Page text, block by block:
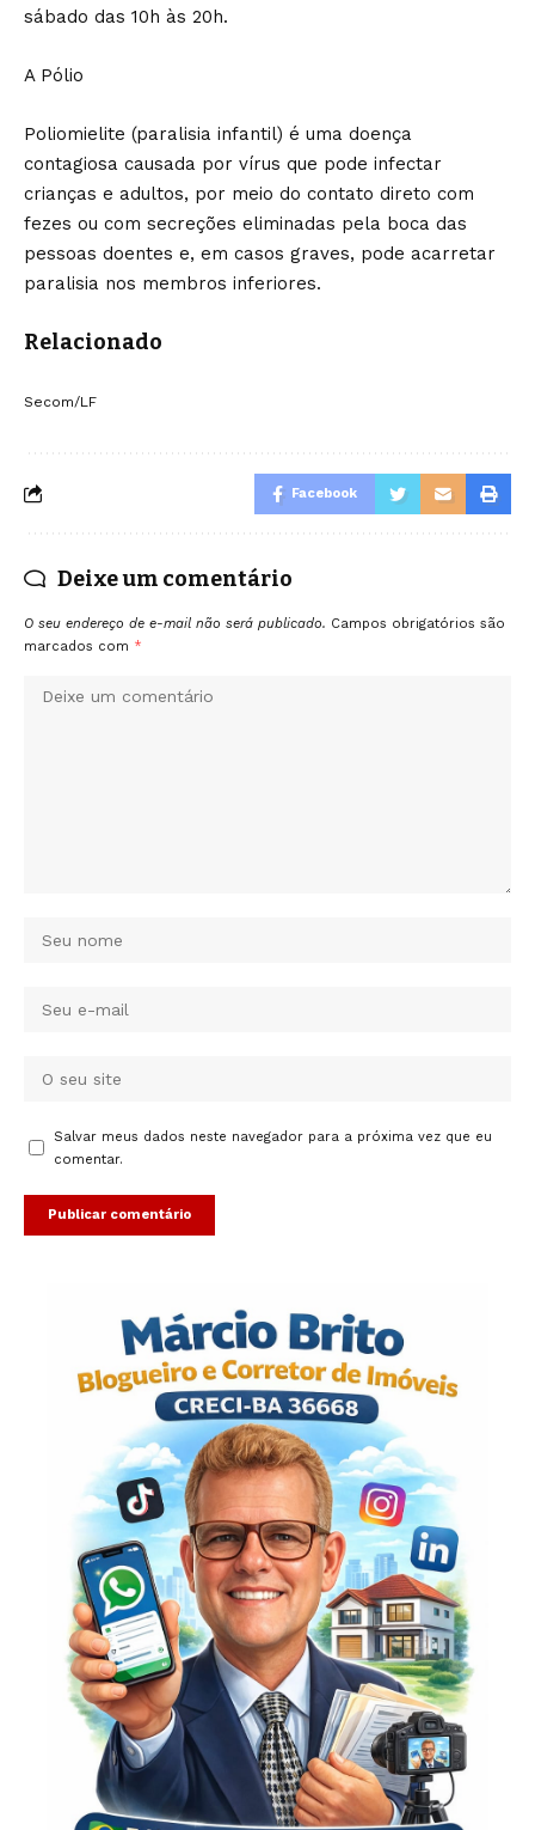
sábado das 10h às 20h.
A Pólio
Poliomielite (paralisia infantil) é uma doença
contagiosa causada por vírus que pode infectar
crianças e adultos, por meio do contato direto com
fezes ou com secreções eliminadas pela boca das
pessoas doentes e, em casos graves, pode acarretar
paralisia nos membros inferiores.
Relacionado
Secom/LF
Facebook
Deixe um comentário
O seu endereço de e-mail não será publicado. Campos obrigatórios são
marcados com *
Salvar meus dados neste navegador para a próxima vez que eu
comentar.